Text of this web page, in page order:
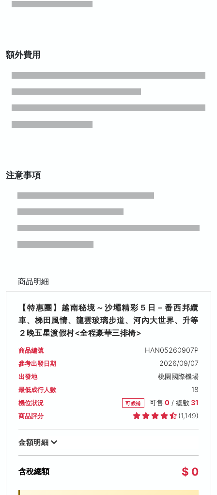
額外費用
注意事項
商品明細
【特惠團】越南秘境～沙壩精彩５日－番西邦纜
車、梯田風情、龍雲玻璃步道、河內大世界、升等
２晚五星渡假村<全程豪華三排椅>
商品編號 HAN05260907P
參考出發日期 2026/09/07
出發地 桃園國際機場
最低成行人數 18
機位狀況 可候補 可售 0/ 總數31
商品評分 (1,149)
金額明細
含稅總額 $ 0